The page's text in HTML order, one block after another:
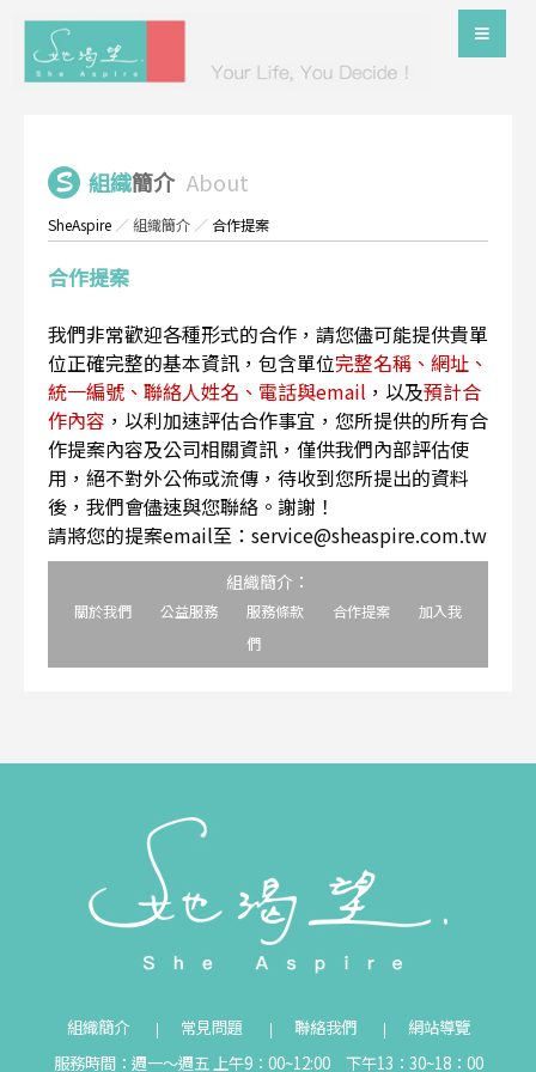
組織簡介 About
SheAspire ／組織簡介 ／ 合作提案
合作提案
我們非常歡迎各種形式的合作，請您儘可能提供貴單
位正確完整的基本資訊，包含單位完整名稱、網址、
統一編號、聯絡人姓名、電話與email ，以及預計合
作內容 ，以利加速評估合作事宜，您所提供的所有合
作提案內容及公司相關資訊，僅供我們內部評估使
用，絕不對外公佈或流傳，待收到您所提出的資料
後，我們會儘速與您聯絡。謝謝！
請將您的提案email至：service@sheaspire.com.tw
組織簡介：
關於我們 公益服務 服務條款 合作提案
加入我
們
組織簡介 常見問題 聯絡我們
網站導覽
服務時間：週一～週五 上午9：00~12:00 下午13：30~18：00